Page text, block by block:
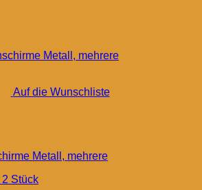
Auf die Wunschliste
Metall, mehrere